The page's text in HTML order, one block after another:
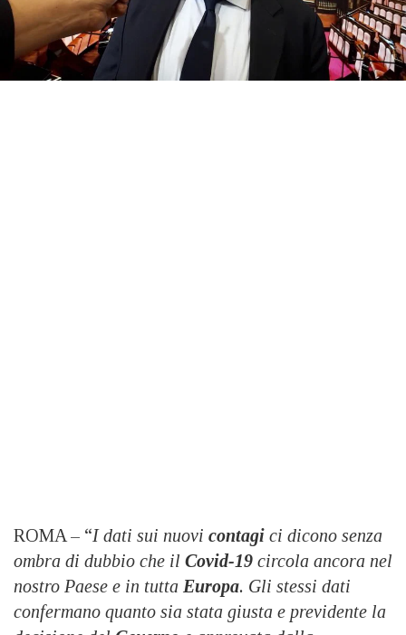
ROMA – “I dati sui nuovi contagi ci dicono senza
ombra di dubbio che il Covid-19 circola ancora nel
nostro Paese e in tutta Europa. Gli stessi dati
confermano quanto sia stata giusta e previdente la